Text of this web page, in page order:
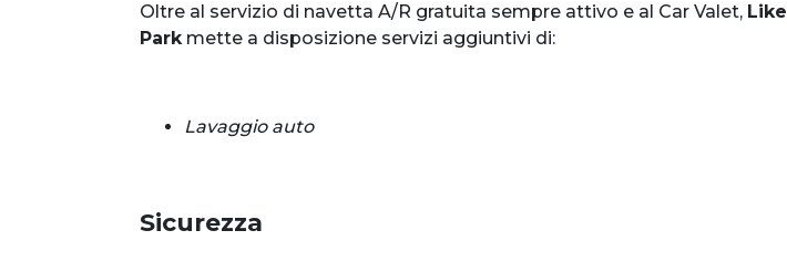
Oltre al servizio di navetta A/R gratuita sempre attivo e al Car Valet, Like
Parkmette a disposizione servizi aggiuntivi di:
Lavaggio auto
Sicurezza